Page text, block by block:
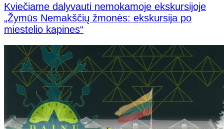
Kviečiame dalyvauti nemokamoje ekskursijoje
„Žymūs Nemakščių žmonės: ekskursija po
miestelio kapines“